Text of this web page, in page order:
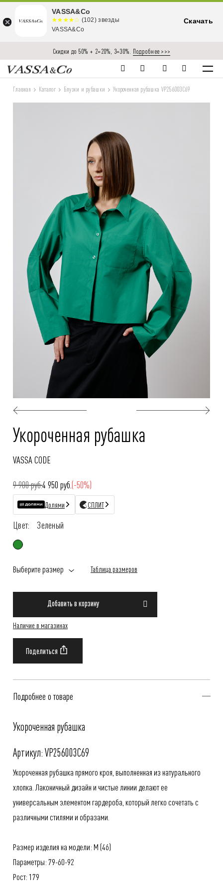
Скидки до 50% + 2=20%, 3=30%. Подробнее >>>
Главная Каталог Блузки и рубашки Укороченная рубашка VP256003C69
Укороченная рубашка
VASSA CODE
9 900 руб.4 950 руб.(-50%)
Долями СПЛИТ
Цвет: Зеленый
Выберите размер Таблица размеров
Добавить в корзину
Наличие в магазинах
Подробнее о товаре
Укороченная рубашка
Артикул: VP256003C69
Укороченная рубашка прямого кроя, выполненная из натурального
хлопка. Лаконичный дизайн и чистые линии делают ее
универсальным элементом гардероба, который легко сочетать с
различными стилями и образами.
Размер изделия на модели: M (46)
Параметры: 79-60-92
Рост: 179
VASSA&Co
☆☆☆☆☆
★★★★
★
(102) звезды
VASSA&Co
Скачать